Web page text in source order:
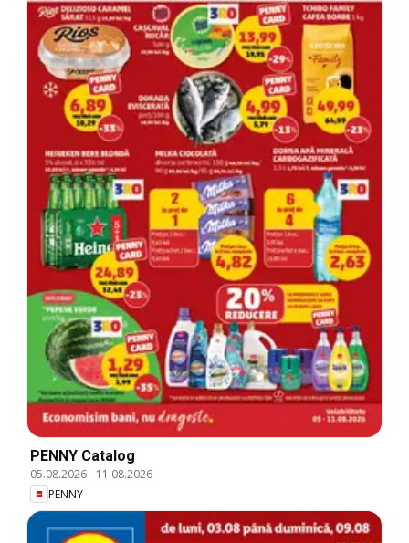
PENNY Catalog
05.08.2026- 11.08.2026
PENNY